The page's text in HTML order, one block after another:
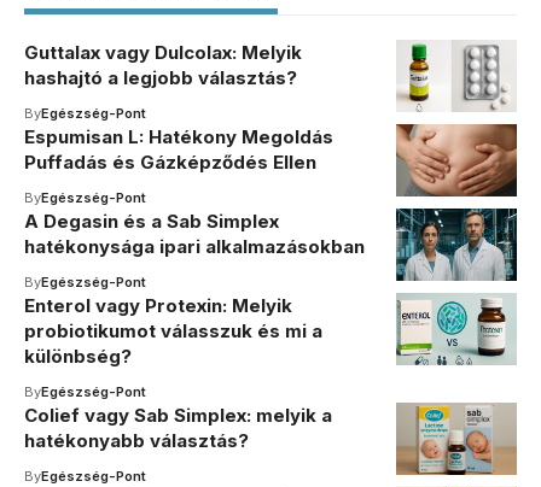
Guttalax vagy Dulcolax: Melyik
hashajtó a legjobb választás?
ByEgészség-Pont
Espumisan L: Hatékony Megoldás
Puffadás és Gázképződés Ellen
ByEgészség-Pont
A Degasin és a Sab Simplex
hatékonysága ipari alkalmazásokban
ByEgészség-Pont
Enterol vagy Protexin: Melyik
probiotikumot válasszuk és mi a
különbség?
ByEgészség-Pont
Colief vagy Sab Simplex: melyik a
hatékonyabb választás?
ByEgészség-Pont